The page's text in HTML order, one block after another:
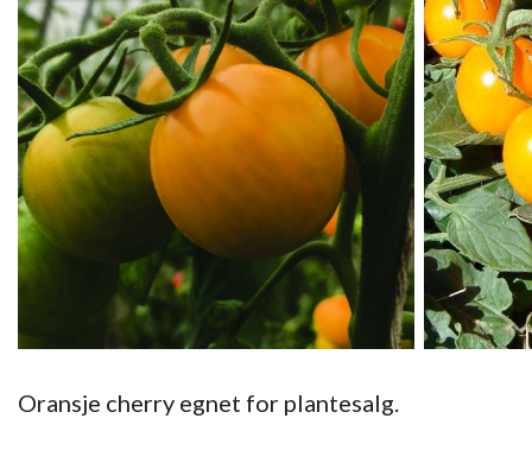
Oransje cherry egnet for plantesalg.